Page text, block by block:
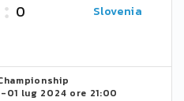
0 Slovenia
-01 lug 2024 ore 21:00